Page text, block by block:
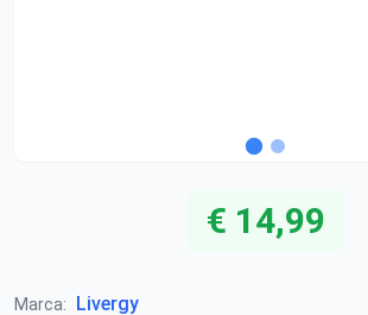
€ 14,99
Marca: Livergy